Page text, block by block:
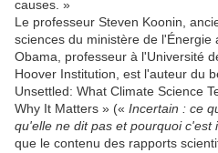
causes. »
Le professeur Steven Koonin,
sciences du ministère de l'Énergie
Obama, professeur à l'Université
Hoover Institution, est l'auteur du
Unsettled: What Climate Science
Why It Matters » (« Incertain : ce
qu'elle ne dit pas et pourquoi c'est
que le contenu des rapports